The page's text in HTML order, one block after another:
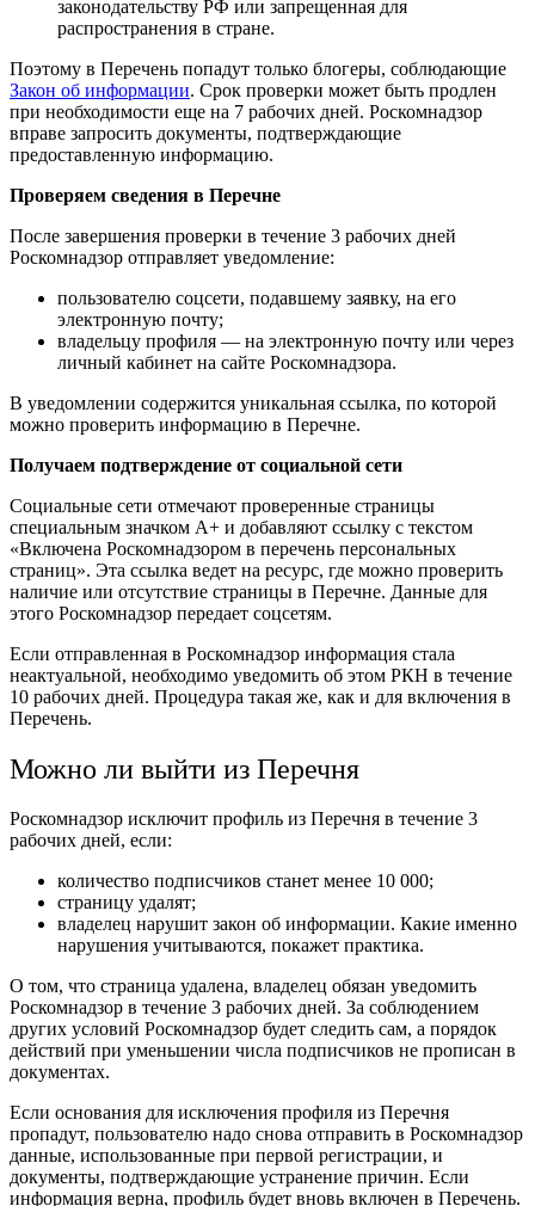
законодательству РФ или запрещенная для
распространения в стране.
Поэтому в Перечень попадут только блогеры, соблюдающие
Закон об информации. Срок проверки может быть продлен
при необходимости еще на 7 рабочих дней. Роскомнадзор
вправе запросить документы, подтверждающие
предоставленную информацию.
Проверяем сведения в Перечне
После завершения проверки в течение 3 рабочих дней
Роскомнадзор отправляет уведомление:
пользователю соцсети, подавшему заявку, на его
электронную почту;
владельцу профиля — на электронную почту или через
личный кабинет на сайте Роскомнадзора.
В уведомлении содержится уникальная ссылка, по которой
можно проверить информацию в Перечне.
Получаем подтверждение от социальной сети
Социальные сети отмечают проверенные страницы
специальным значком А+ и добавляют ссылку с текстом
«Включена Роскомнадзором в перечень персональных
страниц». Эта ссылка ведет на ресурс, где можно проверить
наличие или отсутствие страницы в Перечне. Данные для
этого Роскомнадзор передает соцсетям.
Если отправленная в Роскомнадзор информация стала
неактуальной, необходимо уведомить об этом РКН в течение
10 рабочих дней. Процедура такая же, как и для включения в
Перечень.
Можно ли выйти из Перечня
Роскомнадзор исключит профиль из Перечня в течение 3
рабочих дней, если:
количество подписчиков станет менее 10 000;
страницу удалят;
владелец нарушит закон об информации. Какие именно
нарушения учитываются, покажет практика.
О том, что страница удалена, владелец обязан уведомить
Роскомнадзор в течение 3 рабочих дней. За соблюдением
других условий Роскомнадзор будет следить сам, а порядок
действий при уменьшении числа подписчиков не прописан в
документах.
Если основания для исключения профиля из Перечня
пропадут, пользователю надо снова отправить в Роскомнадзор
данные, использованные при первой регистрации, и
документы, подтверждающие устранение причин. Если
информация верна, профиль будет вновь включен в Перечень.